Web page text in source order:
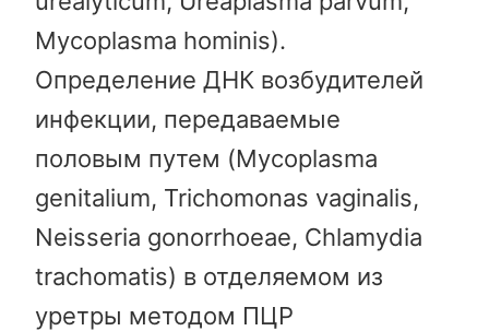
Mycoplasma hominis).
Определение ДНК возбудителей
инфекции, передаваемые
половым путем (Mycoplasma
genitalium, Trichomonas vaginalis,
Neisseria gonorrhoeae, Chlamydia
trachomatis) в отделяемом из
уретры методом ПЦР